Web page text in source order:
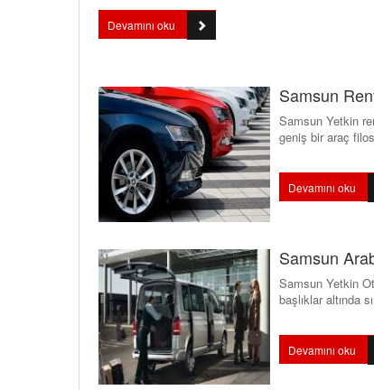
Hemen Kiralayın
Devamını oku
Samsun
Samsun Yetkin
geniş bir araç
Devamını oku
Samsun
Samsun Yetkin
başlıklar altında
Devamını oku